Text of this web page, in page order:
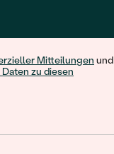
Mitteilungen und
zu diesen